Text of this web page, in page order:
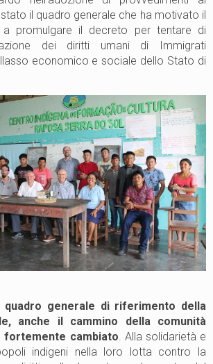
il quadro generale che ha motivato il
a promulgare il decreto per tentare di
dei diritti umani di Immigrati
economico e sociale dello Stato di
quadro generale di riferimento della
anche il cammino della comunità
fortemente cambiato. Alla solidarietà e
indigeni nella loro lotta contro la